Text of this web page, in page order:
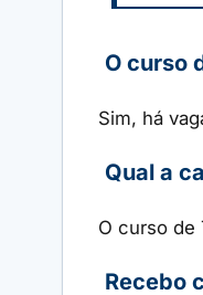
O curso
Sim, há
Qual a
O curso de
Recebo